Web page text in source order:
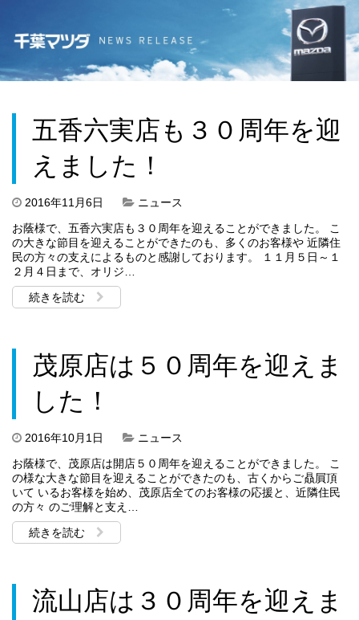
五香六実店も３０周年を迎
えました！
2016年11月6日
ニュース
お蔭様で、五香六実店も３０周年を迎えることができました。 こ
の大きな節目を迎えることができたのも、多くのお客様や 近隣住
民の方々の支えによるものと感謝しております。 １１月５日～１
２月４日まで、オリジ…
続きを読む
茂原店は５０周年を迎えま
した！
2016年10月1日
ニュース
お蔭様で、茂原店は開店５０周年を迎えることができました。 こ
の様な大きな節目を迎えることができたのも、古くからご贔屓頂
いて いるお客様を始め、茂原店全てのお客様の応援と、近隣住民
の方々 のご理解と支え…
続きを読む
流山店は３０周年を迎えま